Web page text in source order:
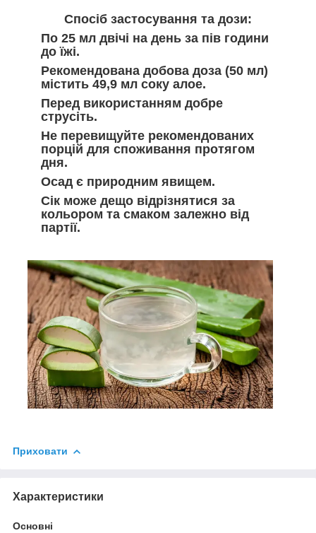
Спосіб застосування та дози:
По 25 мл двічі на день за пів години
до їжі.
Рекомендована добова доза (50 мл)
містить 49,9 мл соку алое.
Перед використанням добре
струсіть.
Не перевищуйте рекомендованих
порцій для споживання протягом
дня.
Осад є природним явищем.
Сік може дещо відрізнятися за
кольором та смаком залежно від
партії.
Приховати
Характеристики
Основні